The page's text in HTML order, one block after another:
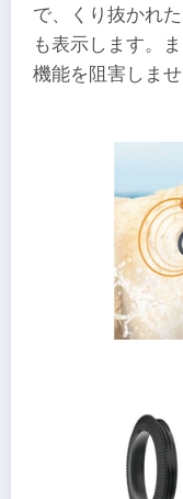
で、くり抜かれ
も表示します。
機能を阻害しませ